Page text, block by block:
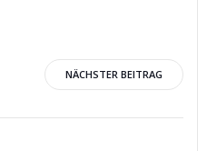
NÄCHSTER BEITRAG